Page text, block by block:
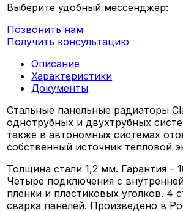
Выберите удобный мессенджер:
Позвонить нам
Получить консультацию
Описание
Характеристики
Документы
Стальные панельные радиаторы
однотрубных и двухтрубных
также в автономных системах
собственный источник тепловой
Толщина стали 1,2 мм. Гарантия –
Четыре подключения с
пленки и пластиковых уголков. 4
сварка панелей. Произведено в